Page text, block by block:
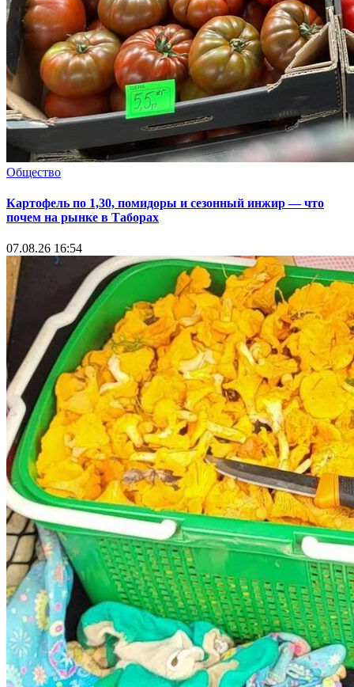
Общество
Картофель по 1,30, помидоры и сезонный инжир — что
почем на рынке в Таборах
07.08.26 16:54